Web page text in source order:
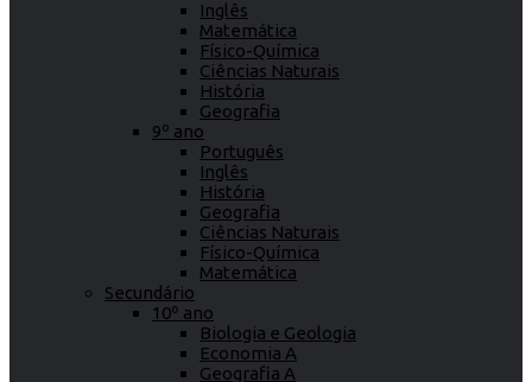
Inglês
Matemática
Físico-Química
Ciências Naturais
História
Geografia
9º ano
Português
Inglês
História
Geografia
Ciências Naturais
Físico-Química
Matemática
Secundário
10º ano
Biologia e Geologia
Economia A
Geografia A